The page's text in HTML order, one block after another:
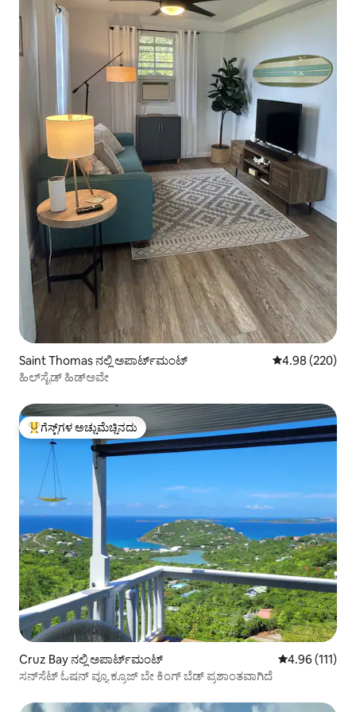
Saint Thomas ನಲ್ಲಿ ಅಪಾರ್ಟ್‌ಮಂಟ್ 5 ರಲ್ಲಿ 4.98
4.98 (220)
ಹಿಲ್‌ಸೈಡ್ ಹಿಡ್‌ಅವೇ
ಗೆಸ್ಟ್‌ಗಳಿಗೆ ಅತಿ ಹೆಚ್ಚು ಅಚ್ಚುಮೆಚ್ಚಿನದು
ಗೆಸ್ಟ್‌ಗಳ ಅಚ್ಚುಮೆಚ್ಚಿನದು
Cruz Bay ನಲ್ಲಿ ಅಪಾರ್ಟ್‌ಮಂಟ್ 5 ರಲ್ಲಿ 4.96
4.96 (111)
ಸನ್‌ಸೆಟ್ ಓಷನ್ ವ್ಯೂ ಕ್ರೂಜ್ ಬೇ ಕಿಂಗ್ ಬೆಡ್ ಪ್ರಶಾಂತವಾಗಿದೆ